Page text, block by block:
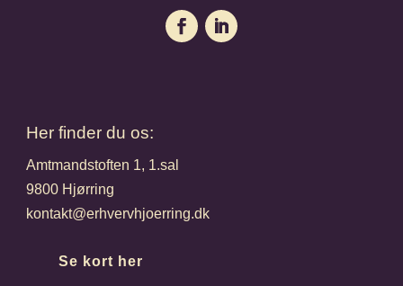
Her finder du os:
Amtmandstoften 1, 1.sal
9800 Hjørring
kontakt@erhvervhjoerring.dk
Se kort her